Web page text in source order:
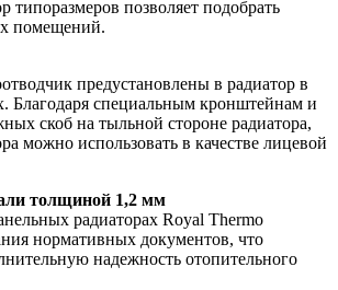
позволяет подобрать
помещений.
предустановлены в радиатор в
Благодаря специальным кронштейнам и
скоб на тыльной стороне радиатора,
можно использовать в качестве лицевой
толщиной 1,2 мм
радиаторах Royal Thermo
нормативных документов, что
надежность отопительного